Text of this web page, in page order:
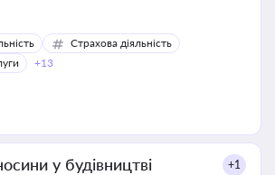
Страхова діяльність
+13
у будівництві +1